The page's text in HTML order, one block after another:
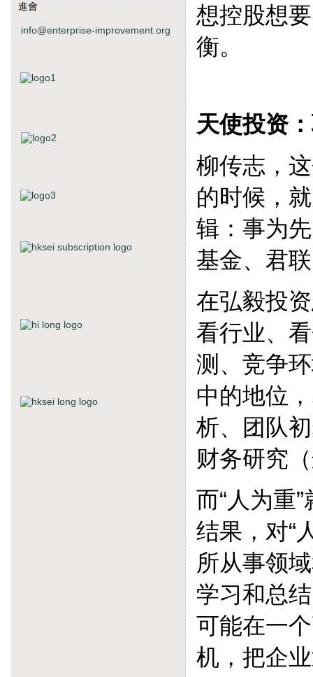
進會
info@enterprise-improvement.org
想控股想
衡。
天使投资
柳传志，
的时候，
辑：事为
基金、君
在弘毅投
看行业、
测、竞争
中的地位
析、团队
财务研究
而“人为重
结果，对“
所从事领
学习和总
可能在一
机，把企